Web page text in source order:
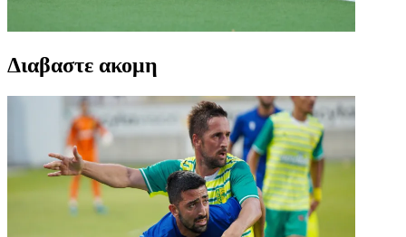
Διαβαστε ακομη